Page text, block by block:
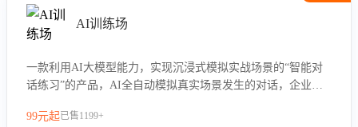
AI训练场
一款利用AI大模型能力，实现沉浸式模拟实战场景的“智能对
话练习”的产品，AI全自动模拟真实场景发生的对话，企业可
力。
99元起已售1199+